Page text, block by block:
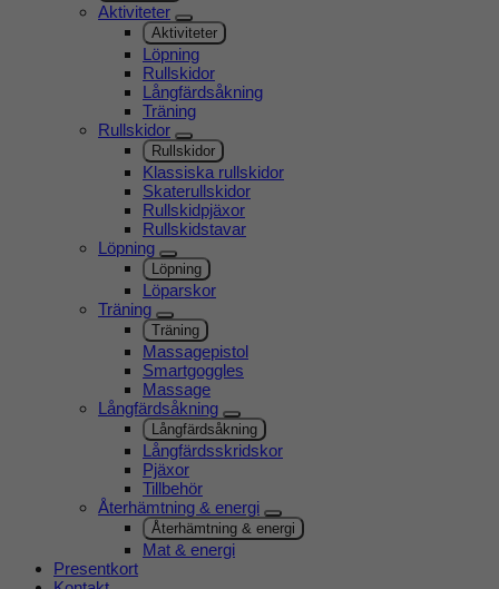
Aktiviteter
Aktiviteter
Löpning
Rullskidor
Långfärdsåkning
Träning
Rullskidor
Rullskidor
Klassiska rullskidor
Skaterullskidor
Rullskidpjäxor
Rullskidstavar
Löpning
Löpning
Löparskor
Träning
Träning
Massagepistol
Smartgoggles
Massage
Långfärdsåkning
Långfärdsåkning
Långfärdsskridskor
Pjäxor
Tillbehör
Återhämtning & energi
Återhämtning & energi
Mat & energi
Presentkort